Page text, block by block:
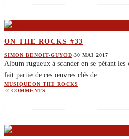
ON THE ROCKS #33
SIMON BENOIT-GUYOD·30 MAI 2017
Album rugueux à scander en se pétant
fait partie de ces œuvres clés de...
MUSIQUEON THE ROCKS
·2 COMMENTS